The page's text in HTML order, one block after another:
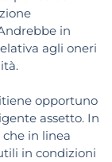
in
agli oneri
opportuno
assetto. In
in linea
in condizioni